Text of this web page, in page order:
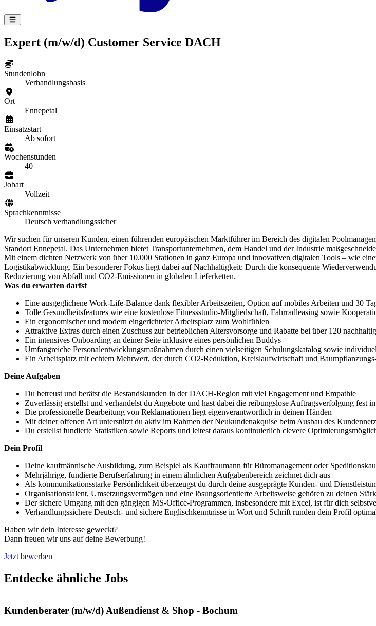
Expert (m/w/d) Customer Service DACH
Stundenlohn
Verhandlungsbasis
Ort
Ennepetal
Einsatzstart
Ab sofort
Wochenstunden
40
Jobart
Vollzeit
Sprachkenntnisse
Deutsch verhandlungssicher
Wir suchen für unseren Kunden, einen führenden europäischen Marktführer im Bereich des digitalen
Standort Ennepetal. Das Unternehmen bietet Transportunternehmen, dem Handel und der Industrie
Mit einem dichten Netzwerk von über 10.000 Stationen in ganz Europa und innovativen digitalen Tools – wie
Logistikabwicklung. Ein besonderer Fokus liegt dabei auf Nachhaltigkeit: Durch die konsequente
Reduzierung von Abfall und CO2-Emissionen in globalen Lieferketten.
Was du erwarten darfst
Eine ausgeglichene Work-Life-Balance dank flexibler Arbeitszeiten, Option auf mobiles Arbeiten und 30
Tolle Gesundheitsfeatures wie eine kostenlose Fitnessstudio-Mitgliedschaft, Fahrradleasing sowie
Ein ergonomischer und modern eingerichteter Arbeitsplatz zum Wohlfühlen
Attraktive Extras durch einen Zuschuss zur betrieblichen Altersvorsorge und Rabatte bei über 120
Ein intensives Onboarding an deiner Seite inklusive eines persönlichen Buddys
Umfangreiche Personalentwicklungsmaßnahmen durch einen vielseitigen Schulungskatalog sowie
Ein Arbeitsplatz mit echtem Mehrwert, der durch CO2-Reduktion, Kreislaufwirtschaft und
Deine Aufgaben
Du betreust und berätst die Bestandskunden in der DACH-Region mit viel Engagement und Empathie
Zuverlässig erstellst und verhandelst du Angebote und hast dabei die reibungslose Auftragsverfolgung fest
Die professionelle Bearbeitung von Reklamationen liegt eigenverantwortlich in deinen Händen
Mit deiner offenen Art unterstützt du aktiv im Rahmen der Neukundenakquise beim Ausbau des
Du erstellst fundierte Statistiken sowie Reports und leitest daraus kontinuierlich clevere
Dein Profil
Deine kaufmännische Ausbildung, zum Beispiel als Kauffraumann für Büromanagement oder
Mehrjährige, fundierte Berufserfahrung in einem ähnlichen Aufgabenbereich zeichnet dich aus
Als kommunikationsstarke Persönlichkeit überzeugst du durch deine ausgeprägte Kunden- und
Organisationstalent, Umsetzungsvermögen und eine lösungsorientierte Arbeitsweise gehören zu deinen
Der sichere Umgang mit den gängigen MS-Office-Programmen, insbesondere mit Excel, ist für dich
Verhandlungssichere Deutsch- und sichere Englischkenntnisse in Wort und Schrift runden dein Profil
Haben wir dein Interesse geweckt?
Dann freuen wir uns auf deine Bewerbung!
Jetzt bewerben
Entdecke ähnliche Jobs
Kundenberater (m/w/d) Außendienst & Shop - Bochum